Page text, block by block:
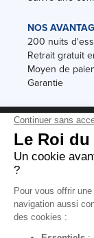
NOS
200 nuits
Retrait gratuit
Moyen de
Garantie
Conditions des
Black Friday
Destockage
Conditions